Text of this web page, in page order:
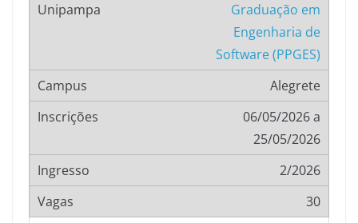
Graduação em
Engenharia de
Software (PPGES)
Alegrete
06/05/2026 a
25/05/2026
2/2026
30